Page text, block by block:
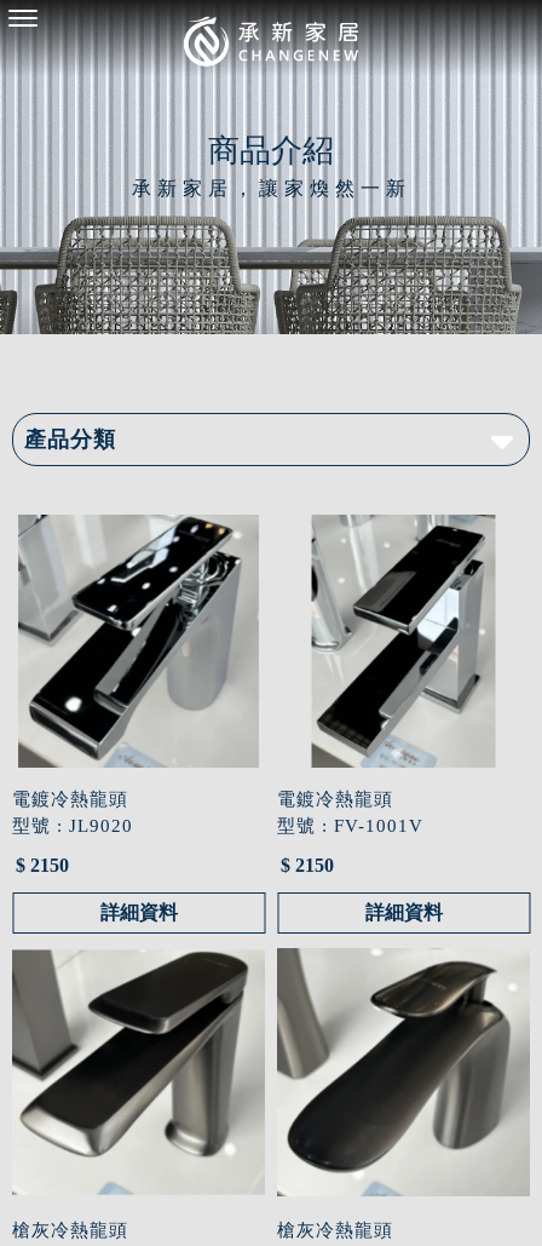
商品介紹
產品分類
電鍍冷熱龍頭
型號 : JL9020
$ 2150
詳細資料
電鍍冷熱龍頭
型號 : FV-1001V
$ 2150
詳細資料
槍灰冷熱龍頭
槍灰冷熱龍頭